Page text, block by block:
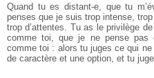
Quand tu es distant-e, que tu
penses que je suis trop intense,
trop d’attentes. Tu as le privilège
comme toi, que je ne pense pas
comme toi : alors tu juges ce qui
de caractère et une option, et tu